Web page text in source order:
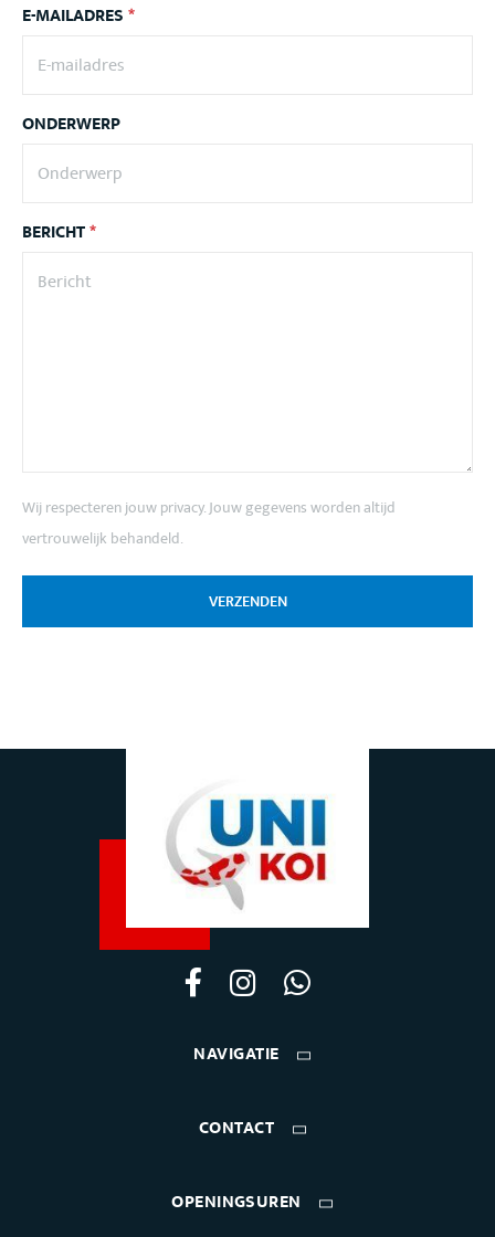
E-MAILADRES*
ONDERWERP
BERICHT*
Wij respecteren jouw privacy. Jouw gegevens worden altijd
vertrouwelijk behandeld.
VERZENDEN
NAVIGATIE
CONTACT
OPENINGSUREN